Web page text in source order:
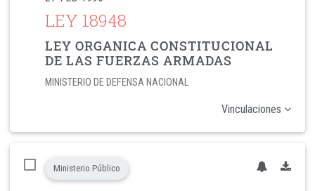
LEY 18948
LEY ORGANICA CONSTITUCIONAL
DE LAS FUERZAS ARMADAS
MINISTERIO DE DEFENSA NACIONAL
Vinculaciones
Ministerio Público